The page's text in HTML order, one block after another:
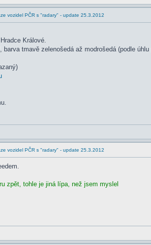
vozidel PČR s "radary" - update 25.3.2012
Králové.
barva tmavě zelenošedá až modrošedá (podle
vozidel PČR s "radary" - update 25.3.2012
zpět, tohle je jiná lípa, než jsem myslel